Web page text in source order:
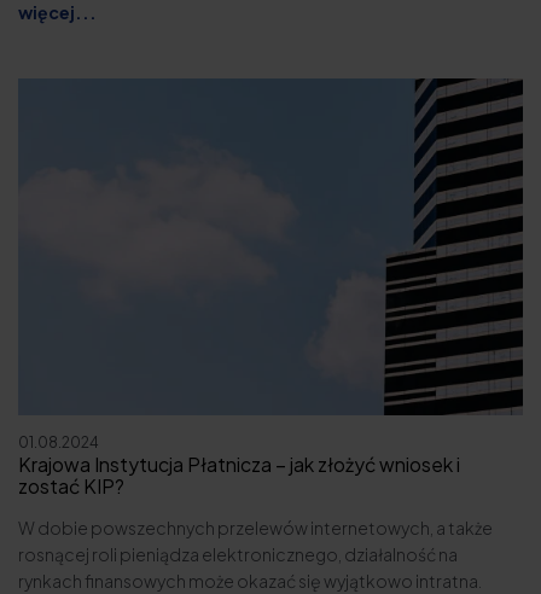
więcej...
01.08.2024
Krajowa Instytucja Płatnicza – jak złożyć wniosek i
zostać KIP?
W dobie powszechnych przelewów internetowych, a także
rosnącej roli pieniądza elektronicznego, działalność na
rynkach finansowych może okazać się wyjątkowo intratna.